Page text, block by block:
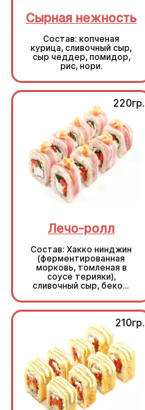
Сырная нежность
Состав: копченая
курица, сливочный сыр,
сыр чеддер, помидор,
рис, нори.
220гр.
Лечо-ролл
Состав: Хакко нинджин
(ферментированная
морковь, томленая в
соусе терияки),
сливочный сыр, бекон,
зеленый лук, соус Том
Ям, рис, нори.
210гр.